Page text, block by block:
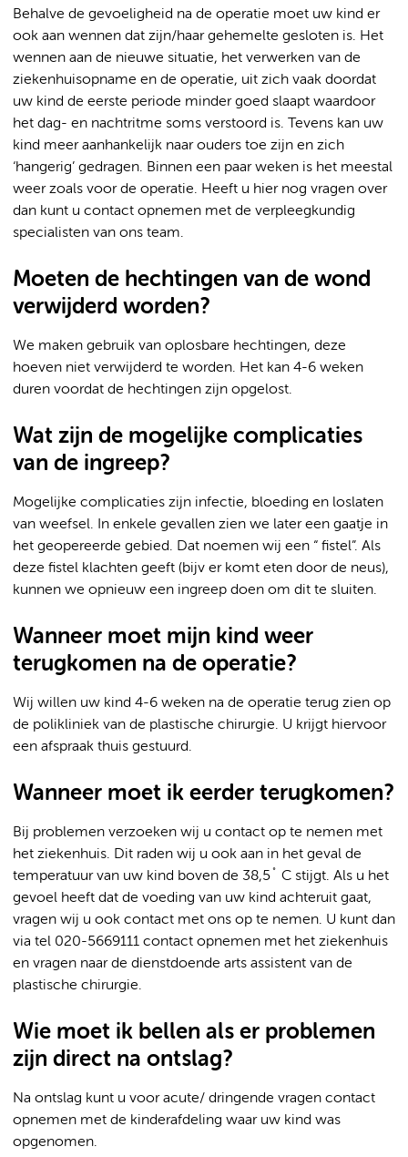
Behalve de gevoeligheid na de operatie moet uw kind er
ook aan wennen dat zijn/haar gehemelte gesloten is. Het
wennen aan de nieuwe situatie, het verwerken van de
ziekenhuisopname en de operatie, uit zich vaak doordat
uw kind de eerste periode minder goed slaapt waardoor
het dag- en nachtritme soms verstoord is. Tevens kan uw
kind meer aanhankelijk naar ouders toe zijn en zich
‘hangerig’ gedragen. Binnen een paar weken is het meestal
weer zoals voor de operatie. Heeft u hier nog vragen over
dan kunt u contact opnemen met de verpleegkundig
specialisten van ons team.
Moeten de hechtingen van de wond
verwijderd worden?
We maken gebruik van oplosbare hechtingen, deze
hoeven niet verwijderd te worden. Het kan 4-6 weken
duren voordat de hechtingen zijn opgelost.
Wat zijn de mogelijke complicaties
van de ingreep?
Mogelijke complicaties zijn infectie, bloeding en loslaten
van weefsel. In enkele gevallen zien we later een gaatje in
het geopereerde gebied. Dat noemen wij een “ fistel”. Als
deze fistel klachten geeft (bijv er komt eten door de neus),
kunnen we opnieuw een ingreep doen om dit te sluiten.
Wanneer moet mijn kind weer
terugkomen na de operatie?
Wij willen uw kind 4-6 weken na de operatie terug zien op
de polikliniek van de plastische chirurgie. U krijgt hiervoor
een afspraak thuis gestuurd.
Wanneer moet ik eerder terugkomen?
Bij problemen verzoeken wij u contact op te nemen met
het ziekenhuis. Dit raden wij u ook aan in het geval de
temperatuur van uw kind boven de 38,5˚ C stijgt. Als u het
gevoel heeft dat de voeding van uw kind achteruit gaat,
vragen wij u ook contact met ons op te nemen. U kunt dan
via tel 020-5669111 contact opnemen met het ziekenhuis
en vragen naar de dienstdoende arts assistent van de
plastische chirurgie.
Wie moet ik bellen als er problemen
zijn direct na ontslag?
Na ontslag kunt u voor acute/ dringende vragen contact
opnemen met de kinderafdeling waar uw kind was
opgenomen.